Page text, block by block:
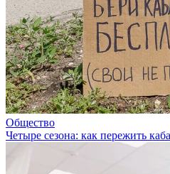
Общество
Четыре сезона: как пережить